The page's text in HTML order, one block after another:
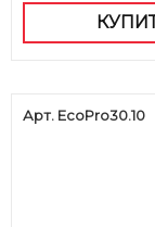
Арт. EcoPro30.10